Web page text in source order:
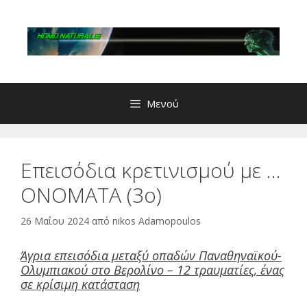
περιεχόμενο
Μενού
Επεισόδια κρετινισμού με …
ΟΝΟΜΑΤΑ (3ο)
26 Μαΐου 2024 από nikos Adamopoulos
Άγρια επεισόδια μεταξύ οπαδών Παναθηναϊκού-
Ολυμπιακού στο Βερολίνο – 12 τραυματίες, ένας
σε κρίσιμη κατάσταση